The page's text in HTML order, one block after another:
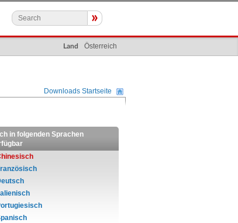
»
Land Österreich
Downloads Startseite
in folgenden Sprachen